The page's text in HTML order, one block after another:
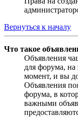
Вернуться к началу
Что такое
Объявления
для форума, на
момент, и вы
Объявления
форума, в
важными